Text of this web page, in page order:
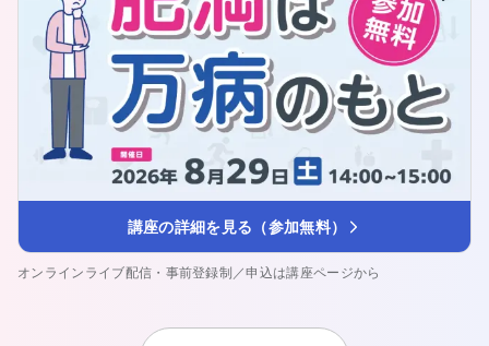
講座の詳細を見る（参加無料）
オンラインライブ配信・事前登録制／申込は講座ページから